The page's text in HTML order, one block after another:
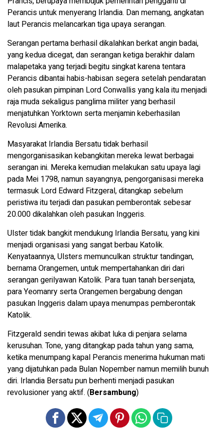
Perancis untuk menyerang Irlandia. Dan memang, angkatan
laut Perancis melancarkan tiga upaya serangan.
Serangan pertama berhasil dikalahkan berkat angin badai,
yang kedua dicegat, dan serangan ketiga berakhir dalam
malapetaka yang terjadi begitu singkat karena tentara
Perancis dibantai habis-habisan segera setelah pendaratan
oleh pasukan pimpinan Lord Conwallis yang kala itu menjadi
raja muda sekaligus panglima militer yang berhasil
menjatuhkan Yorktown serta menjamin keberhasilan
Revolusi Amerika.
Masyarakat Irlandia Bersatu tidak berhasil
mengorganisasikan kebangkitan mereka lewat berbagai
serangan ini. Mereka kemudian melakukan satu upaya lagi
pada Mei 1798, namun sayangnya, pengorganisasi mereka
termasuk Lord Edward Fitzgeral, ditangkap sebelum
peristiwa itu terjadi dan pasukan pemberontak sebesar
20.000 dikalahkan oleh pasukan Inggeris.
Ulster tidak bangkit mendukung Irlandia Bersatu, yang kini
menjadi organisasi yang sangat berbau Katolik.
Kenyataannya, Ulsters memunculkan struktur tandingan,
bernama Orangemen, untuk mempertahankan diri dari
serangan gerilyawan Katolik. Para tuan tanah bersenjata,
para Yeomanry serta Orangemen bergabung dengan
pasukan Inggeris dalam upaya menumpas pemberontak
Katolik.
Fitzgerald sendiri tewas akibat luka di penjara selama
kerusuhan. Tone, yang ditangkap pada tahun yang sama,
ketika menumpang kapal Perancis menerima hukuman mati
yang dijatuhkan pada Bulan Nopember namun memilih bunuh
diri. Irlandia Bersatu pun berhenti menjadi pasukan
revolusioner yang aktif. (Bersambung)